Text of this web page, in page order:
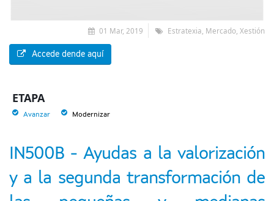
01 Mar, 2019 Estratexia, Mercado, Xestión
Accede dende aquí
ETAPA
Avanzar Modernizar
IN500B - Ayudas a la valorización
y a la segunda transformación de